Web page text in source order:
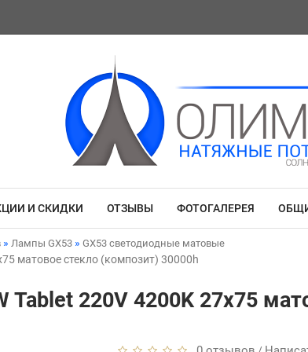
И СКИДКИ ОТЗЫВЫ ФОТОГАЛЕРЕЯ
Лампы GX53 GX53 светодиодные матовые
матовое стекло (композит) 30000h
Tablet 220V 4200K 27x75